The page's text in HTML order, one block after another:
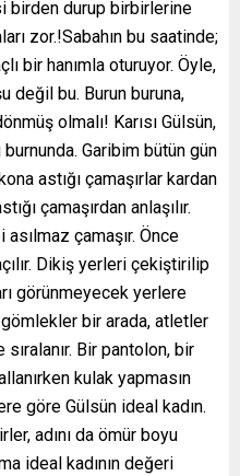
birden durup birbirlerine
zor.!Sabahın bu saatinde;
bir hanımla oturuyor. Öyle,
değil bu. Burun buruna,
olmalı! Karısı Gülsün,
Garibim bütün gün
astığı çamaşırlar kardan
çamaşırdan anlaşılır.
çamaşır. Önce
Dikiş yerleri çekiştirilip
görünmeyecek yerlere
gömlekler bir arada, atletler
Bir pantolon, bir
kulak yapmasın
göre Gülsün ideal kadın.
adını da ömür boyu
ideal kadının değeri